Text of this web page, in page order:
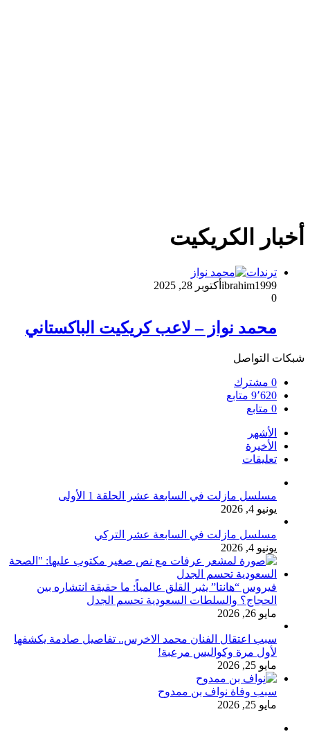
أخبار الكريكيت
ترندات
ibrahim1999 أكتوبر 28, 2025
0
محمد نواز – لاعب كريكيت الباكستاني
شبكات التواصل
0 مشترك
9٬620 متابع
0 متابع
الأشهر
الأخيرة
تعليقات
مسلسل مازلت في السابعة عشر الحلقة 1 الأولى
يونيو 4, 2026
مسلسل مازلت في السابعة عشر التركي
يونيو 4, 2026
فيروس “هانتا” يثير القلق عالمياً: ما حقيقة انتشاره بين
الحجاج؟ والسلطات السعودية تحسم الجدل
مايو 26, 2026
سبب اعتقال الفنان محمد الاخرس.. تفاصيل صادمة يكشفها
لأول مرة وكواليس مرعبة!
مايو 25, 2026
سبب وفاة نواف بن ممدوح
مايو 25, 2026